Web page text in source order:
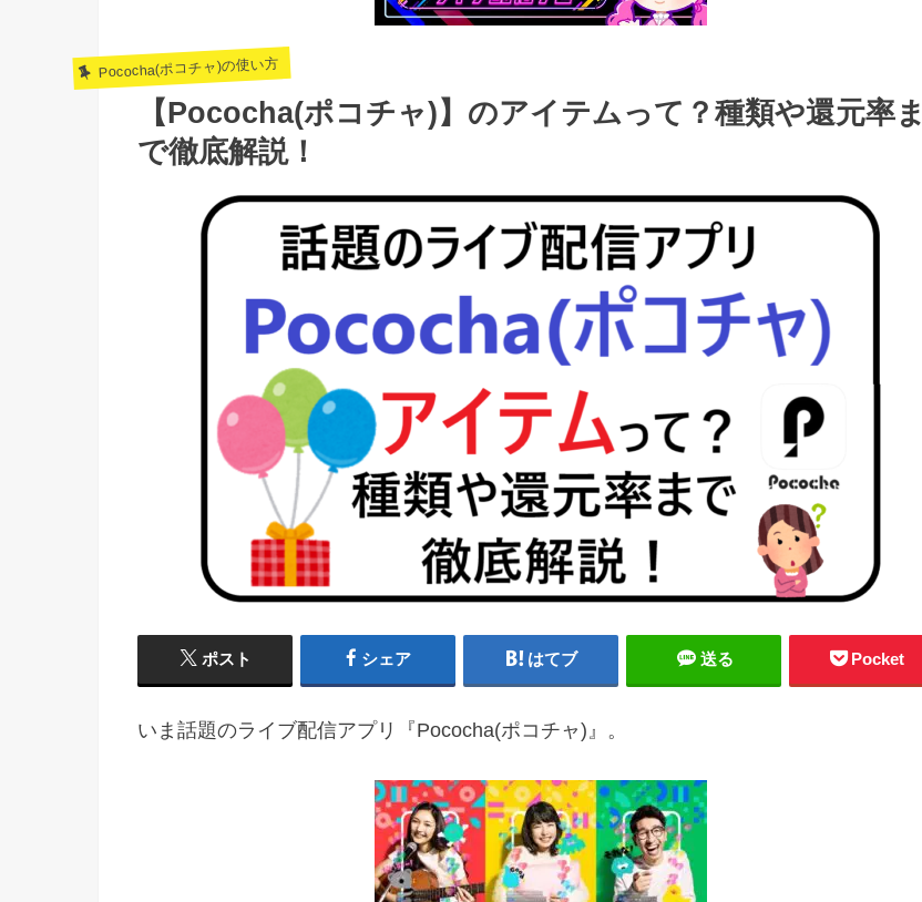
Pococha(ポコチャ)の使い方
【Pococha(ポコチャ)】のアイテムって？種類や還元率ま
で徹底解説！
ポスト シェア はてブ 送る Pocket
いま話題のライブ配信アプリ『Pococha(ポコチャ)』。